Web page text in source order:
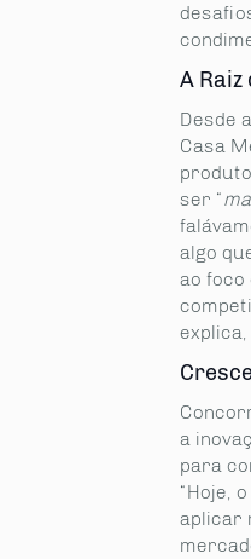
A
Desde
Casa
ser “
algo
ao
a
para
“Hoje,
aplicar